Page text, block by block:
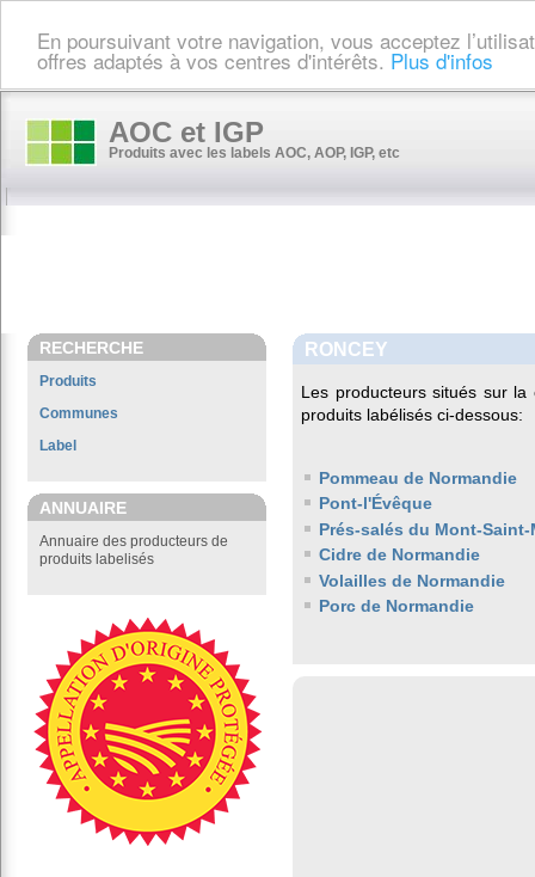
En poursuivant votre navigation, vous acceptez
offres adaptés à vos centres d'intérêts. Plus d'infos
AOC et IGP
Produits avec les labels AOC, AOP, IGP, etc
RECHERCHE
Produits
Communes
Label
ANNUAIRE
Annuaire des producteurs de
produits labelisés
RONCEY
Les producteurs situés sur
produits labélisés ci-dessous:
Pommeau de Normandie
Pont-l'Évêque
Prés-salés du Mont-
Cidre de Normandie
Volailles de Normandie
Porc de Normandie